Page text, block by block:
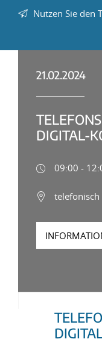
Nutzen Sie den
21.02.2024
DIGITAL-
09:00 -
telefonisch